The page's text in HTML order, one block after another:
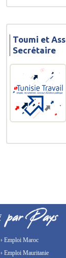
Toumi et
Secrétaire
Emploi Maroc
Emploi Mauritanie